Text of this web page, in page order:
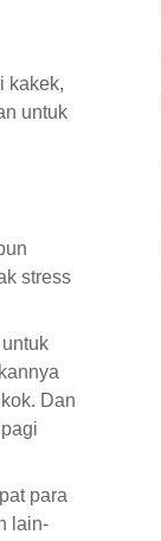
kakek,
untuk
stress
Dan
para
lain-